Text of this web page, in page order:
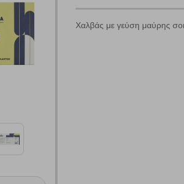
Χαλβάς με γεύση μαύρης
Πολλαπλή αναζήτηση